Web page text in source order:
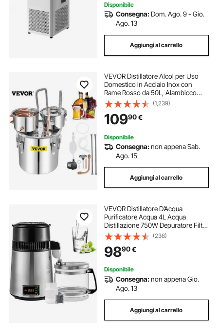
Disponibile
Consegna: Dom. Ago. 9 - Gio.
Ago. 13
Aggiungi al carrello
VEVOR Distillatore Alcol per Uso
Domestico in Acciaio Inox con
Rame Rosso da 50L, Alambicco
Distillatore per Vino Grappa Liquore
da 50L in Acciaio Inox Doppio
Fusto, Alambicco per Distillazione
da 50L
(1,239)
10990€
Disponibile
Consegna:non appena Sab.
Ago. 15
Aggiungi al carrello
VEVOR Distillatore D’Acqua
Purificatore Acqua 4L Acqua
Distillazione 750W Depuratore Filtri
Distiller Acqua Pura Water
(Argento+Controllo della
Temperatura)
(236)
9890€
Disponibile
Consegna:non appena Gio.
Ago. 13
Aggiungi al carrello